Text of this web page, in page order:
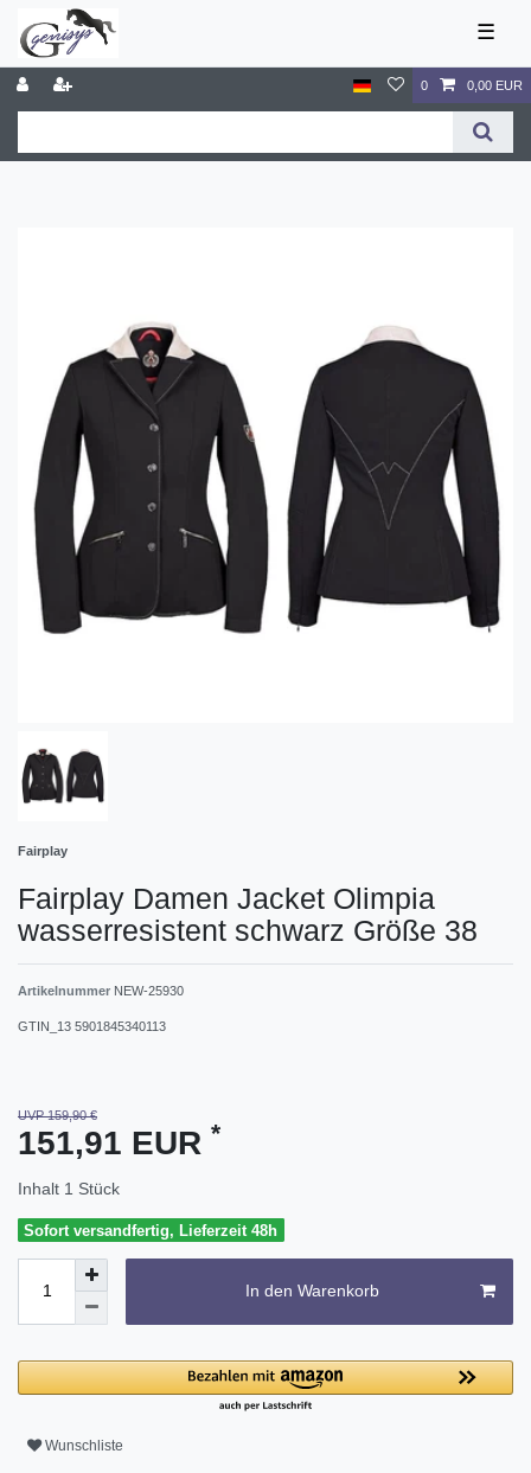
☰
0 0,00 EUR
Fairplay
Fairplay Damen Jacket Olimpia
wasserresistent schwarz Größe 38
Artikelnummer NEW-25930
GTIN_13 5901845340113
UVP 159,90 €
151,91 EUR *
Inhalt 1 Stück
Sofort versandfertig, Lieferzeit 48h
In den Warenkorb
Wunschliste